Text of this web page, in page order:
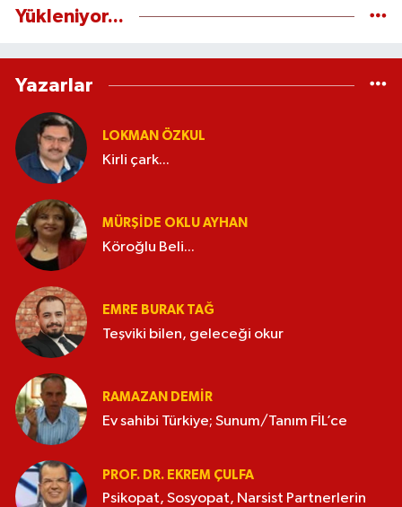
Yükleniyor...
Yazarlar
LOKMAN ÖZKUL
Kirli çark...
MÜRŞIDE OKLU AYHAN
Köroğlu Beli...
EMRE BURAK TAĞ
Teşviki bilen, geleceği okur
RAMAZAN DEMİR
Ev sahibi Türkiye; Sunum/Tanım FİL’ce
PROF. DR. EKREM ÇULFA
Psikopat, Sosyopat, Narsist Partnerlerin